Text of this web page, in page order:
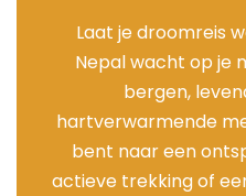
Laat je droomreis
Nepal wacht op je
bergen,
hartverwarmende
bent naar een
actieve trekking of